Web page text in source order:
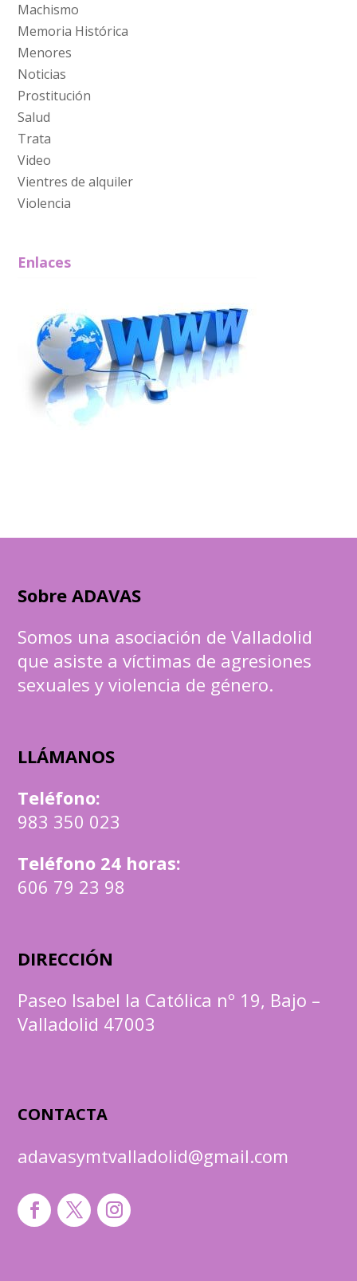
Machismo
Memoria Histórica
Menores
Noticias
Prostitución
Salud
Trata
Video
Vientres de alquiler
Violencia
Enlaces
Sobre ADAVAS
Somos una asociación de Valladolid
que asiste a víctimas de agresiones
sexuales y violencia de género.
LLÁMANOS
Teléfono:
983 350 023
Teléfono 24 horas:
606 79 23 98
DIRECCIÓN
Paseo Isabel la Católica nº 19, Bajo –
Valladolid 47003
CONTACTA
adavasymtvalladolid@gmail.com